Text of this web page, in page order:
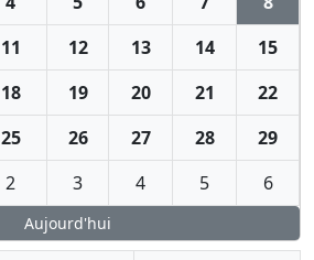
11 12 13 14
15
18 19 20 21
22
25 26 27 28
29
2 3 4 5 6
Aujourd'hui